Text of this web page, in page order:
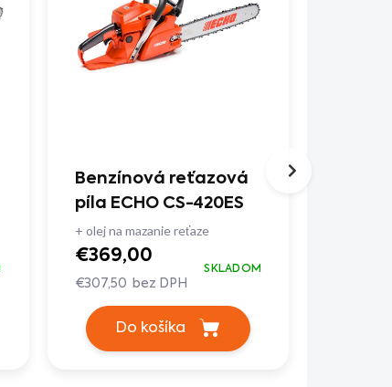
Benzínová reťazová
píla ECHO CS-420ES
+ olej na mazanie reťaze
€369,00
€307,50 bez DPH
SKLADOM
Do košíka